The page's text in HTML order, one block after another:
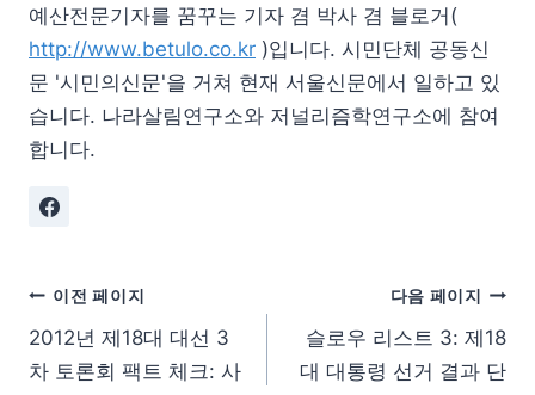
예산전문기자를 꿈꾸는 기자 겸 박사 겸 블로거(
http://www.betulo.co.kr )입니다. 시민단체 공동신
문 '시민의신문'을 거쳐 현재 서울신문에서 일하고 있
습니다. 나라살림연구소와 저널리즘학연구소에 참여
합니다.
이전 페이지
2012년 제18대 대선 3
차 토론회 팩트 체크: 사
다음 페이지
슬로우 리스트 3: 제18
대 대통령 선거 결과 단